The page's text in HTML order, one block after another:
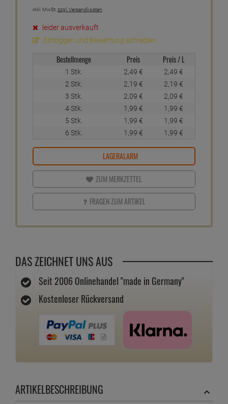
inkl. MwSt.zzgl. Versandkosten
leider ausverkauft
Einloggen und Bewertung schreiben
Bestellmenge Preis Preis / L
1 Stk. 2, 49 € 2, 49 €
2 Stk.
2, 19 € 2, 19 €
3 Stk.
2, 09 € 2, 09 €
4 Stk.
1, 99 € 1, 99 €
5 Stk.
1, 99 € 1, 99 €
6 Stk.
1, 99 € 1, 99 €
LAGERALARM
ZUM MERKZETTEL
FRAGEN ZUM ARTIKEL
DAS ZEICHNET UNS AUS
Seit 2006 Onlinehandel "made in Germany"
Kostenloser Rückversand
ARTIKELBESCHREIBUNG